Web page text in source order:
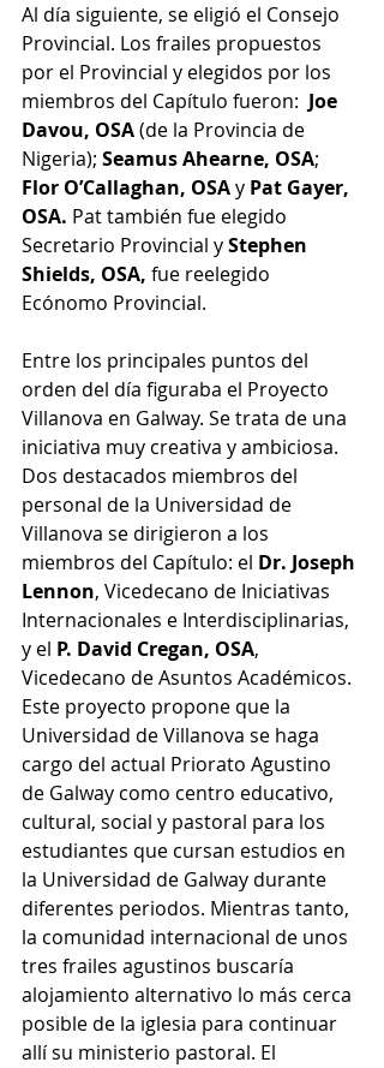
Al día siguiente, se eligió el Consejo
Provincial. Los frailes propuestos
por el Provincial y elegidos por los
miembros del Capítulo fueron: Joe
Davou, OSA (de la Provincia de
Nigeria); Seamus Ahearne, OSA;
Flor O’Callaghan, OSA y Pat Gayer,
OSA. Pat también fue elegido
Secretario Provincial y Stephen
Shields, OSA, fue reelegido
Ecónomo Provincial.
Entre los principales puntos del
orden del día figuraba el Proyecto
Villanova en Galway. Se trata de una
iniciativa muy creativa y ambiciosa.
Dos destacados miembros del
personal de la Universidad de
Villanova se dirigieron a los
miembros del Capítulo: el Dr. Joseph
Lennon, Vicedecano de Iniciativas
Internacionales e Interdisciplinarias,
y el P. David Cregan, OSA,
Vicedecano de Asuntos Académicos.
Este proyecto propone que la
Universidad de Villanova se haga
cargo del actual Priorato Agustino
de Galway como centro educativo,
cultural, social y pastoral para los
estudiantes que cursan estudios en
la Universidad de Galway durante
diferentes periodos. Mientras tanto,
la comunidad internacional de unos
tres frailes agustinos buscaría
alojamiento alternativo lo más cerca
posible de la iglesia para continuar
allí su ministerio pastoral. El